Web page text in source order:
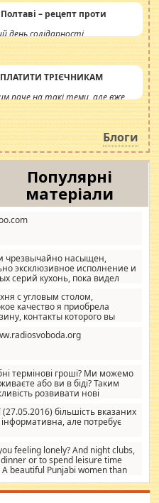
– рецепт проти
день солідарності
ТРІЄЧНИКАМ
паче на такі теми, але вже
сьогоднішні інсенуації
питання. Штучно
катастрофа.
Блоги
Популярні
матеріали
чрезвычайно насыщен,
эксклюзивное исполнение и
серий кухонь, пока видел
и что главное -
наворотов удорожающих
с угловым столом,
качество я приобрела
контакты которого вы
термінові гроші? Ми можемо
або ви в біді? Таким
розвивати нові
дати їм шанс. Кожен
влада не зможе, вони
нема багато суми, і зрілість
іншого. Не чекайте і не
яку ви хочете подати, і ми
зв'яжіться з нами
Вам потрібні термінові
(27.05.2016) більшість вказаних
але потребує
feeling lonely? And night clubs,
or to spend leisure time
beautiful Punjabi women than
guys feel like 5 star luxury
search for loved solitaire free